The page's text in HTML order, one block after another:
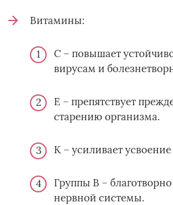
Витамины:
С – повышает
вирусам и
Е – препятствует
старению организма.
К – усиливает
Группы В –
нервной системы.